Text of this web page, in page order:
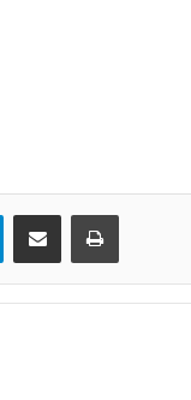
TelegramShare via Email Print